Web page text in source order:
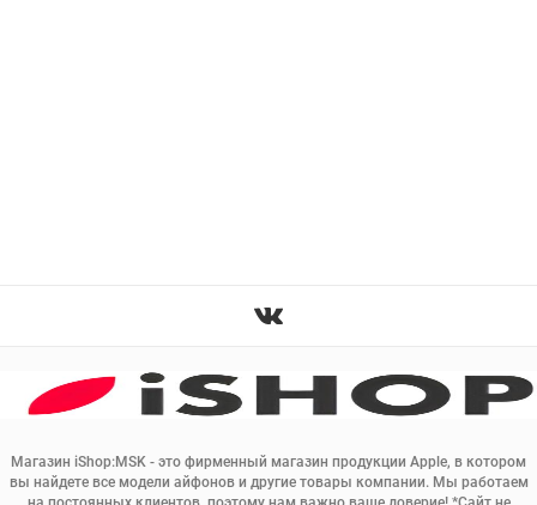
Магазин iShop:MSK - это фирменный магазин продукции Apple, в котором
вы найдете все модели айфонов и другие товары компании. Мы работаем